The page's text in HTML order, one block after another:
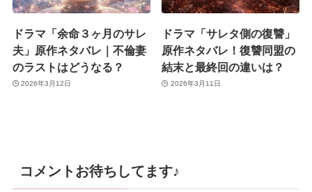
ドラマ「余命３ヶ月のサレ
夫」原作ネタバレ｜不倫妻
のラストはどうなる？
2026年3月12日
ドラマ「サレタ側の復讐」
原作ネタバレ！復讐同盟の
結末と最終回の違いは？
2026年3月11日
コメントお待ちしてます♪